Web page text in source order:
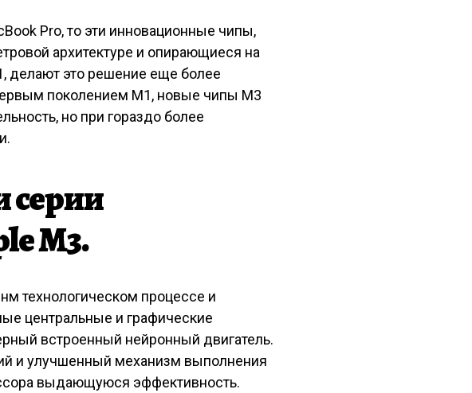
Pro, то эти инновационные чипы,
архитектуре и опирающиеся на
делают это решение еще более
поколением M1, новые чипы M3
но при гораздо более
серии
M3.
технологическом процессе и
центральные и графические
встроенный нейронный двигатель.
и улучшенный механизм выполнения
выдающуюся эффективность.